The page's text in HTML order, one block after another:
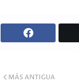
MÁS ANTIGUA